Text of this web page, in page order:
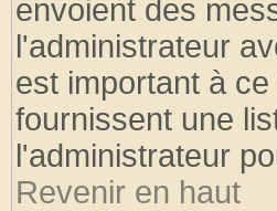
envoient des
l'administrateur
est important à
fournissent une
l'administrateur
Revenir en haut